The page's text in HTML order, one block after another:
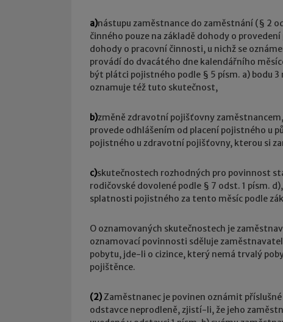
a)nástupu zaměstnance do zaměstnání (§ 2
činného pouze na základě dohody o
dohody o pracovní činnosti, u nichž se
provádí do dvacátého dne kalendářního
být plátci pojistného podle § 5 písm. a) bodu
oznamuje též tuto skutečnost,
b)změně zdravotní pojišťovny
provede odhlášením od placení pojistného u
pojistného u zdravotní pojišťovny, kterou si
c)skutečnostech rozhodných pro povinnost
rodičovské dovolené podle § 7 odst. 1 písm.
splatnosti pojistného za tento měsíc podle
O oznamovaných skutečnostech je
oznamovací povinnosti sděluje
pobytu, jde-li o cizince, který nemá trvalý
pojištěnce.
(2)Zaměstnanec je povinen oznámit
odstavce neprodleně, zjistí-li, že jeho